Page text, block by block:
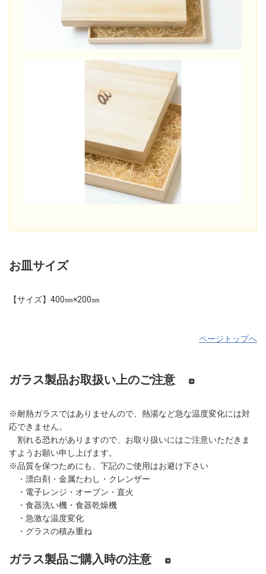
お皿サイズ
【サイズ】400㎜×200㎜
ページトップへ
ガラス製品お取扱い上のご注意
※耐熱ガラスではありませんので、熱湯など急な温度変化には対
応できません。
割れる恐れがありますので、お取り扱いにはご注意いただきま
すようお願い申し上げます。
※品質を保つためにも、下記のご使用はお避け下さい
・漂白剤・金属たわし・クレンザー
・電子レンジ・オーブン・直火
・食器洗い機・食器乾燥機
・急激な温度変化
・グラスの積み重ね
ガラス製品ご購入時の注意